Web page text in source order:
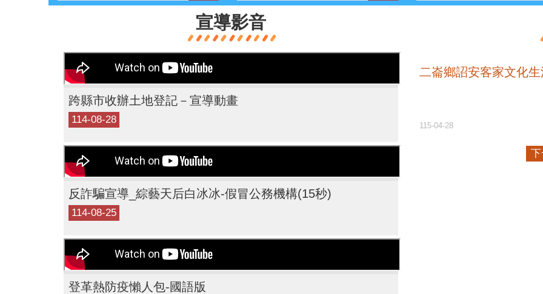
宣導影音
跨縣市收辦土地登記－宣導動畫
114-08-28
反詐騙宣導_綜藝天后白冰冰-假冒公務機構(15秒)
114-08-25
登革熱防疫懶人包-國語版
二崙鄉詔安客家文化
115-04-28